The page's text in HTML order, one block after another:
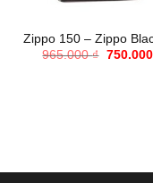
Zippo 150 – Zippo
965.000₫ Giá
750.000